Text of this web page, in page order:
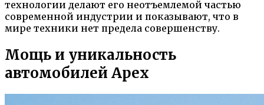
технологии делают его неотъемлемой частью
современной индустрии и показывают, что в
мире техники нет предела совершенству.
Мощь и уникальность
автомобилей Apex